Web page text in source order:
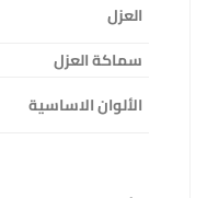
العزل
سماكة العزل
الألوان الاساسية